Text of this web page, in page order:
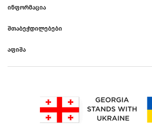
ᲘᲜᲤᲝᲠᲛᲐᲪᲘᲐ
ᲨᲗᲐᲑᲔᲭᲓᲘᲚᲔᲑᲔᲑᲘ
ᲐᲤᲘᲨᲐ